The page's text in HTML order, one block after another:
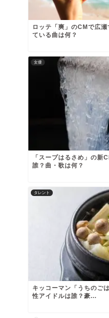
ロッテ「爽」のCMで広
ている曲は何？
女優
「スープはるさめ」の新
誰？曲・歌は何？
タレント
キッコーマン「うちのご
性アイドルは誰？豪...